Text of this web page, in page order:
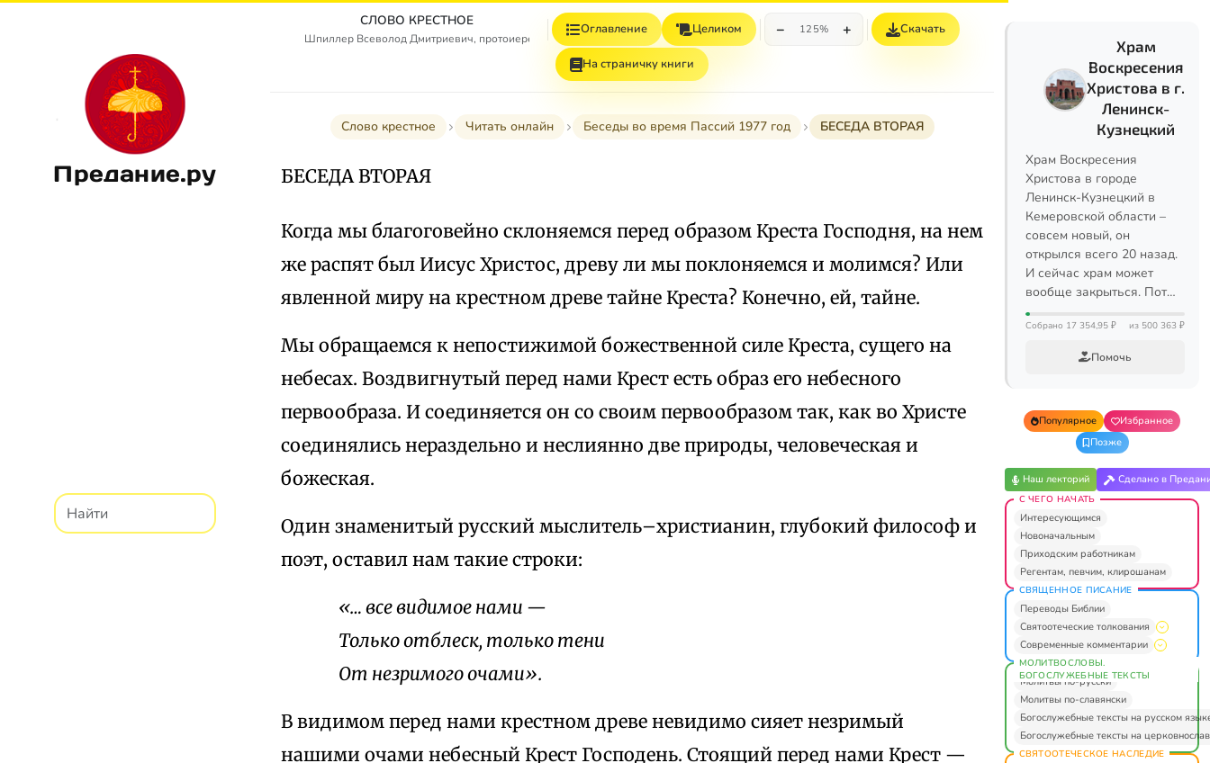
Предание.ру
СЛОВО КРЕСТНОЕ
Шпиллер Всеволод Дмитриевич, протоиерей
Оглавление Целиком − 125% + Скачать
На страничку книги
Слово крестное Читать онлайн Беседы во время Пассий 1977 год БЕСЕДА ВТОРАЯ
БЕСЕДА ВТОРАЯ
Когда мы благоговейно склоняемся перед образом Креста Господня, на нем
же распят был Иисус Христос, древу ли мы поклоняемся и молимся? Или
явленной миру на крестном древе тайне Креста? Конечно, ей, тайне.
Мы обращаемся к непостижимой божественной силе Креста, сущего на
небесах. Воздвигнутый перед нами Крест есть образ его небесного
первообраза. И соединяется он со своим первообразом так, как во Христе
соединялись нераздельно и неслиянно две природы, человеческая и
божеская.
Один знаменитый русский мыслитель–христианин, глубокий философ и
поэт, оставил нам такие строки:
«… все видимое нами —
Только отблеск, только тени
От незримого очами».
В видимом перед нами крестном древе невидимо сияет незримый
нашими очами небесный Крест Господень. Стоящий перед нами Крест —
Храм
Воскресения
Христова в г.
Ленинск-
Кузнецкий
Храм Воскресения
Христова в городе
Ленинск-Кузнецкий в
Кемеровской области –
совсем новый, он
открылся всего 20 назад.
И сейчас храм может
вообще закрыться. Пот…
Собрано 17 354,95 ₽ из 500 363 ₽
Помочь
Популярное
Избранное
Позже
Наш лекторий Сделано в
С ЧЕГО НАЧАТЬ
Интересующимся
Новоначальным
Приходским работникам
Регентам, певчим, клирошанам
СВЯЩЕННОЕ ПИСАНИЕ
Переводы Библии
Святоотеческие толкования
Современные комментарии
МОЛИТВОСЛОВЫ.
БОГОСЛУЖЕБНЫЕ ТЕКСТЫ
Молитвы по-русски
Молитвы по-славянски
Богослужебные тексты на русском
Богослужебные тексты на
СВЯТООТЕЧЕСКОЕ НАСЛЕДИЕ